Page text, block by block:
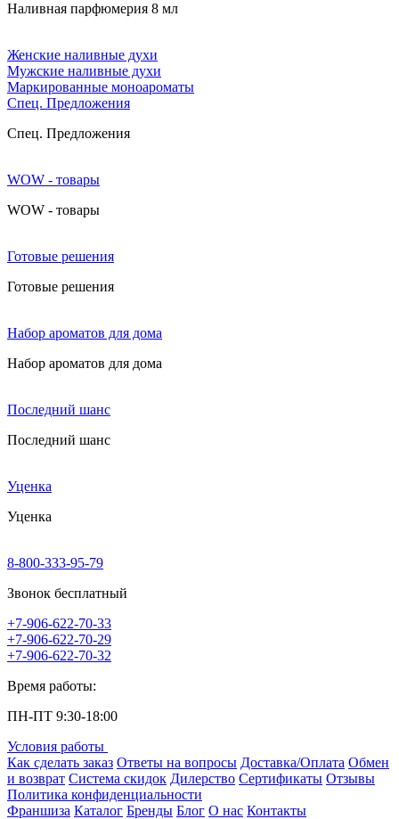
Наливная парфюмерия 8 мл
Женские наливные духи
Мужские наливные духи
Маркированные моноароматы
Cпец. Предложения
Cпец. Предложения
WOW - товары
WOW - товары
Готовые решения
Готовые решения
Набор ароматов для дома
Набор ароматов для дома
Последний шанс
Последний шанс
Уценка
Уценка
8-800-333-95-79
Звонок бесплатный
+7-906-622-70-33
+7-906-622-70-29
+7-906-622-70-32
Время работы:
ПН-ПТ 9:30-18:00
Условия работы
Как сделать заказ Ответы на вопросы Доставка/Оплата Обмен
и возврат Система скидок Дилерство Сертификаты Отзывы
Политика конфиденциальности
Франшиза Каталог Бренды Блог О нас Контакты